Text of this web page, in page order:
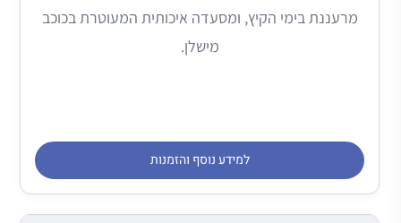
מרעננת בימי הקיץ, ומסעדה איכותית המעוטרת בכוכב
מישלן.
למידע נוסף והזמנות